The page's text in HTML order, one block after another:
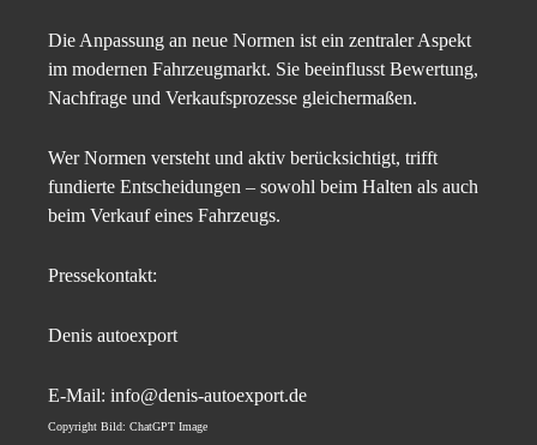
Die Anpassung an neue Normen ist ein zentraler Aspekt
im modernen Fahrzeugmarkt. Sie beeinflusst Bewertung,
Nachfrage und Verkaufsprozesse gleichermaßen.
Wer Normen versteht und aktiv berücksichtigt, trifft
fundierte Entscheidungen – sowohl beim Halten als auch
beim Verkauf eines Fahrzeugs.
Pressekontakt:
Denis autoexport
E-Mail: info@denis-autoexport.de
Copyright Bild: ChatGPT Image